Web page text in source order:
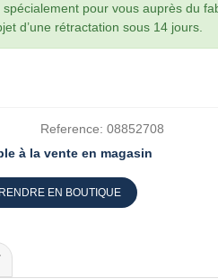
pour vous auprès du
d’une rétractation sous 14 jours.
Reference: 08852708
à la vente en magasin
EN BOUTIQUE